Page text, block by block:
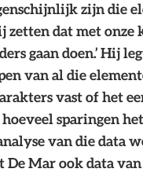
zijn die
dat met onze
gaan doen.’ Hij
van al die
vast of het
sparingen
van die data
De Mar ook data